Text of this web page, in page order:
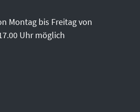
Montag bis Freitag von
Uhr möglich